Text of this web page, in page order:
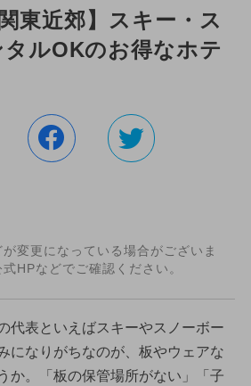
東近郊】スキー・ス
タルOKのお得なホテ
変更になっている場合がございま
HPなどでご確認ください。
代表といえばスキーやスノーボー
になりがちなのが、板やウェアな
か。「板の保管場所がない」「子